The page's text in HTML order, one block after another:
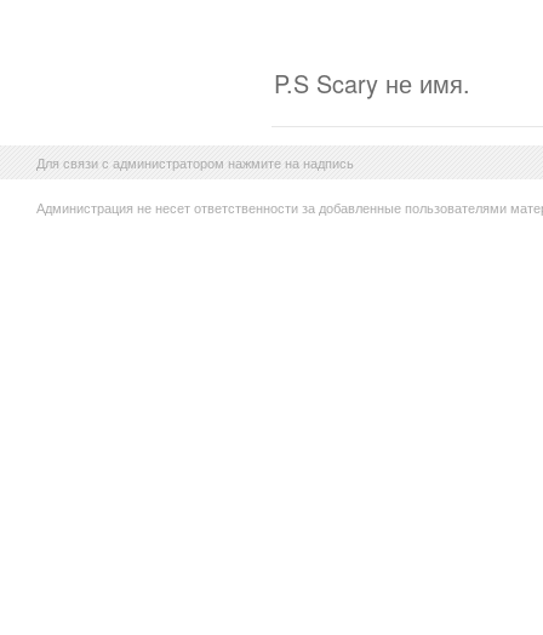
P.S Scary не имя.
Для связи с администратором нажмите на надпись
Администрация не несет ответственности за добавленные пользователями